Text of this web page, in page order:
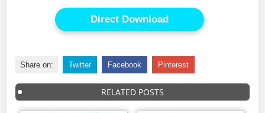
Direct Download
Share on: Twitter Facebook Pinterest
RELATED POSTS